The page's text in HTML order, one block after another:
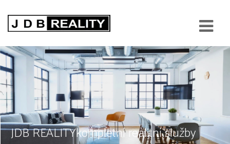
JDB REALITYkompletní realitní služby